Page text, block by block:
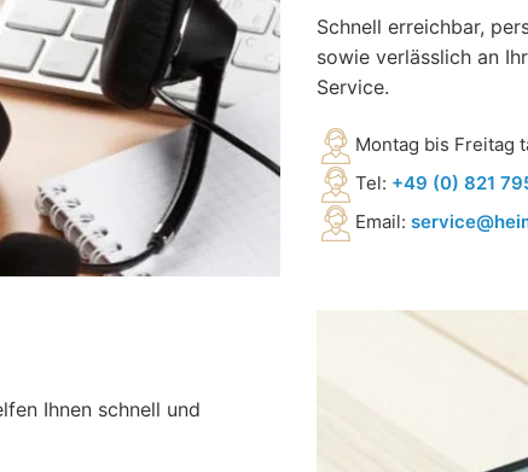
Schnell erreichbar,
sowie verlässlich an
Service.
Montag bis Freitag
Tel: +49 (0) 821
Email:
Ihnen schnell und